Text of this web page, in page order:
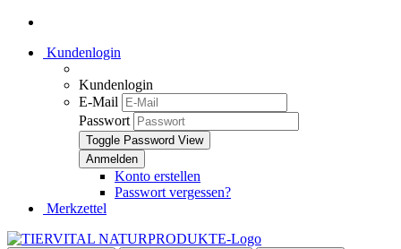
Kundenlogin
Kundenlogin
E-Mail
Passwort
Toggle Password View
Konto erstellen
Passwort vergessen?
Merkzettel